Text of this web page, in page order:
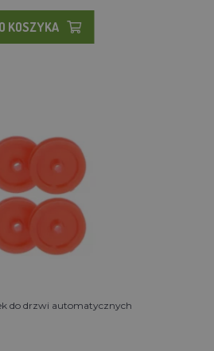
KOSZYKA
do drzwi automatycznych